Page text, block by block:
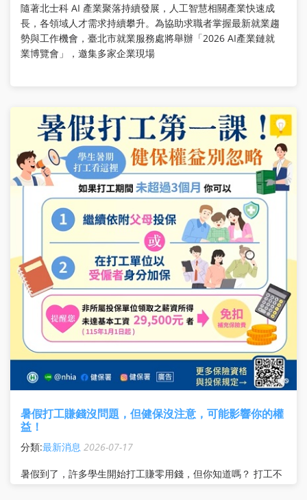
隨著北士科 AI 產業聚落持續發展，人工智慧相關產業快速成
長，各領域人才需求持續攀升。為協助求職者掌握最新就業趨
勢與工作機會，臺北市就業服務處將舉辦「2026 AI產業鏈就
業博覽會」，邀集多家企業現場
暑假打工賺錢沒問題，但健保沒注意，可能影響你的權
益！
分類:最新消息 2026-07-17
暑假到了，許多學生開始打工賺零用錢，但你知道嗎？ 打工不